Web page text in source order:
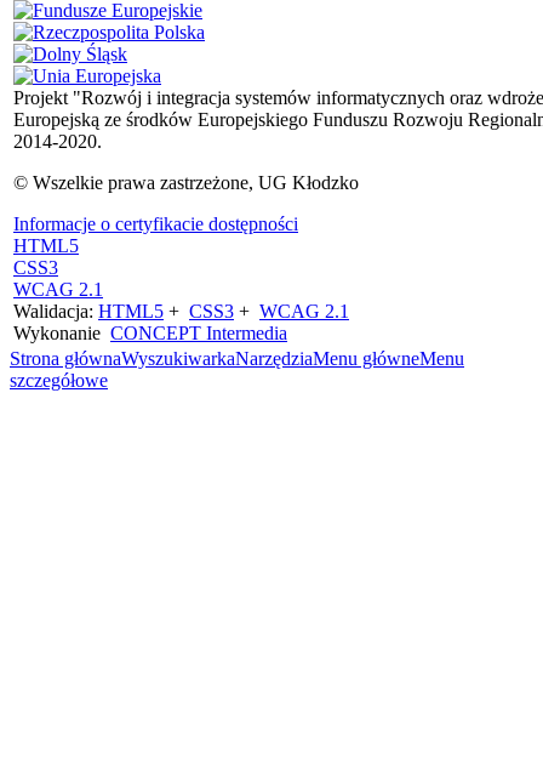
Projekt "Rozwój i integracja systemów informatycznych oraz
Europejską ze środków Europejskiego Funduszu Rozwoju
2014-2020.
© Wszelkie prawa zastrzeżone, UG Kłodzko
Informacje o certyfikacie dostępności
HTML5
CSS3
WCAG 2.1
Walidacja: HTML5 + CSS3 + WCAG 2.1
Wykonanie CONCEPT Intermedia
Strona głównaWyszukiwarkaNarzędziaMenu główneMenu
szczegółowe